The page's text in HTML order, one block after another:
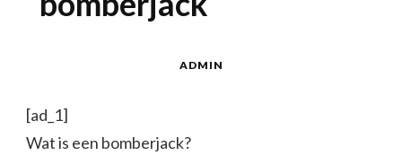
ADMIN
[ad_1]
Wat is een bomberjack?